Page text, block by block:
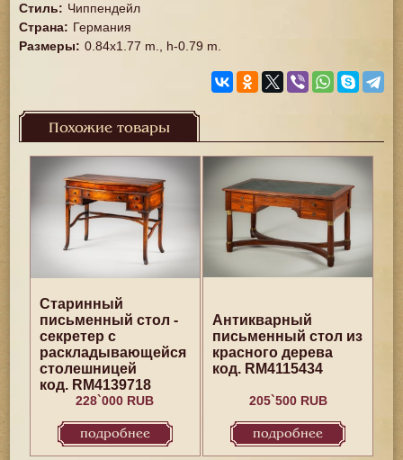
Стиль: Чиппендейл
Страна: Германия
Размеры: 0.84x1.77 m., h-0.79 m.
Похожие товары
Старинный
письменный стол -
секретер с
раскладывающейся
столешницей
код. RM4139718
228`000 RUB
подробнее
Антикварный
письменный стол из
красного дерева
код. RM4115434
205`500 RUB
подробнее